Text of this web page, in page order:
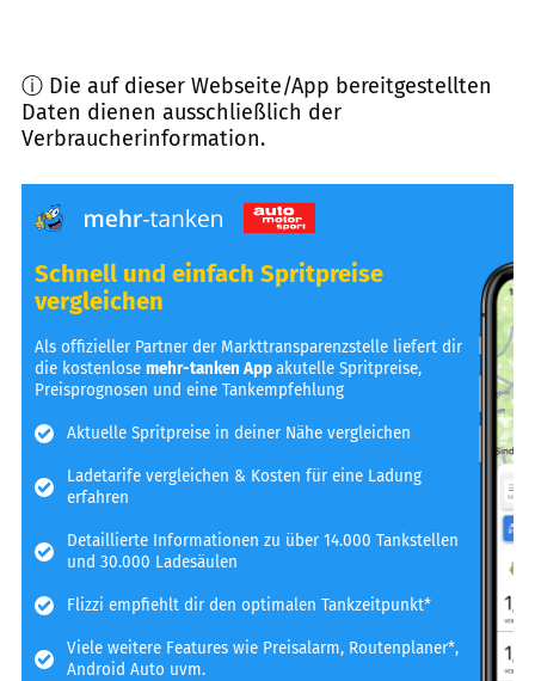
ⓘ Die auf dieser Webseite/App bereitgestellten
Daten dienen ausschließlich der
Verbraucherinformation.
Schnell und einfach Spritpreise
vergleichen
Als offizieller Partner der Markttransparenzstelle liefert dir
die kostenlosemehr-tanken Appakutelle Spritpreise,
Preisprognosen und eine Tankempfehlung
Aktuelle Spritpreise in deiner Nähe vergleichen
Ladetarife vergleichen & Kosten für eine Ladung
erfahren
Detaillierte Informationen zu über 14.000 Tankstellen
und 30.000 Ladesäulen
Flizzi empfiehlt dir den optimalen Tankzeitpunkt*
Viele weitere Features wie Preisalarm, Routenplaner*,
Android Auto uvm.